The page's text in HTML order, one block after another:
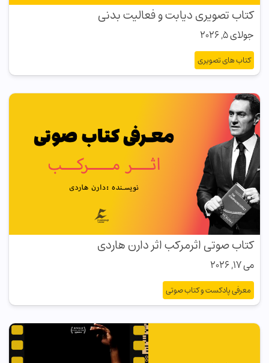
کتاب تصویری دیابت و فعالیت بدنی
جولای 5, 2026
کتاب های تصویری
کتاب صوتی اثرمرکب اثر دارن هاردی
می 17, 2026
معرفی پادکست و کتاب صوتی